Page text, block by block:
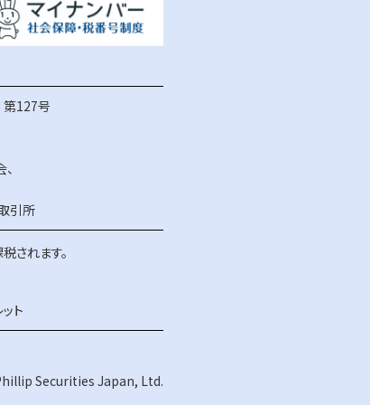
第127号
、
引所
されます。
ト
Securities Japan, Ltd.